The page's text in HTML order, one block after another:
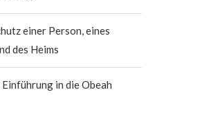
einer Person, eines
des Heims
in die Obeah